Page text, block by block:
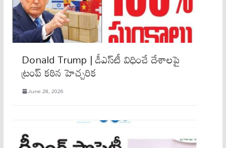
Donald Trump | డీఎస్‌టీ విధించే దేశాలపై
ట్రంప్ కఠిన హెచ్చరిక
June 28, 2026